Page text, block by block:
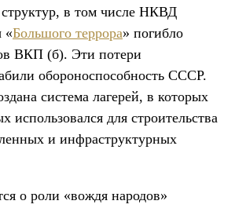
структур, в том числе НКВД
«Большого террора» погибло
ВКП (б). Эти потери
обороноспособность СССР.
система лагерей, в которых
использовался для строительства
и инфраструктурных
о роли «вождя народов»